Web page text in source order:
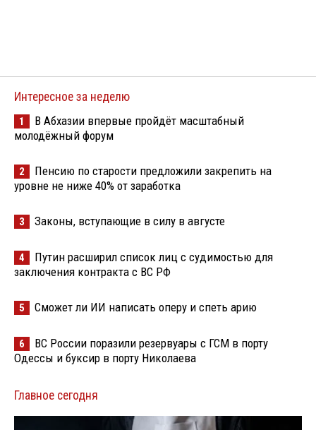
Интересное за неделю
1
В Абхазии впервые пройдёт масштабный
молодёжный форум
2
Пенсию по старости предложили закрепить на
уровне не ниже 40% от заработка
3 Законы, вступающие в силу в августе
4
Путин расширил список лиц с судимостью для
заключения контракта с ВС РФ
5 Сможет ли ИИ написать оперу и спеть арию
6
ВС России поразили резервуары с ГСМ в порту
Одессы и буксир в порту Николаева
Главное сегодня